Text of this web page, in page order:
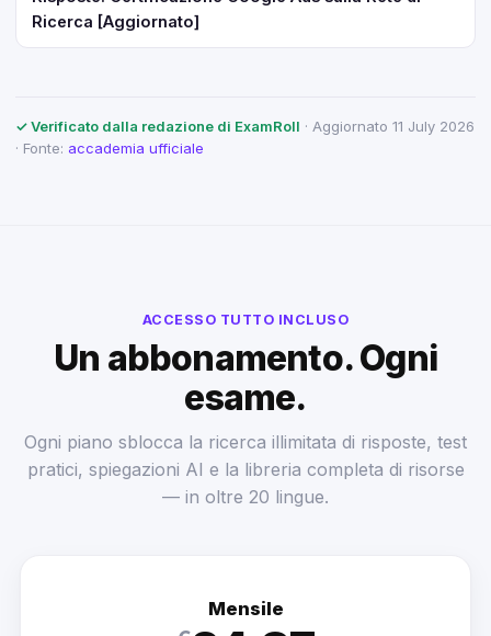
Ricerca [Aggiornato]
✓ Verificato dalla redazione di ExamRoll · Aggiornato 11 July 2026
· Fonte: accademia ufficiale
ACCESSO TUTTO INCLUSO
Un abbonamento. Ogni
esame.
Ogni piano sblocca la ricerca illimitata di risposte, test
pratici, spiegazioni AI e la libreria completa di risorse
— in oltre 20 lingue.
Mensile